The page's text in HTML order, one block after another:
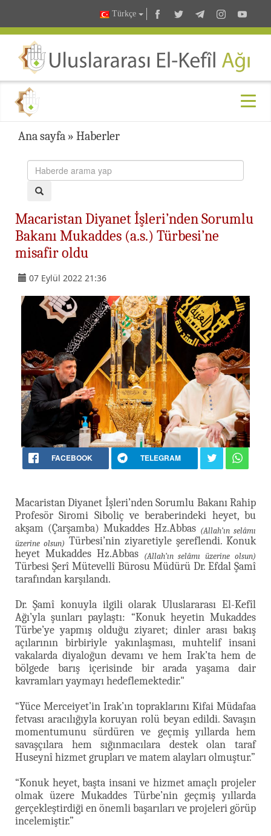
Türkçe
Ana sayfa » Haberler
Macaristan Diyanet İşleri’nden Sorumlu
Bakanı Mukaddes (a.s.) Türbesi’ne
misafir oldu
07 Eylül 2022 21:36
FACEBOOK TELEGRAM
Macaristan Diyanet İşleri’nden Sorumlu Bakanı Rahip
Profesör Siromi Siboliç ve beraberindeki heyet, bu
akşam (Çarşamba) Mukaddes Hz.Abbas (Allah’ın selâmı
üzerine olsun) Türbesi’nin ziyaretiyle şereflendi. Konuk
heyet Mukaddes Hz.Abbas
(Allah’ın selâmı üzerine olsun)
Türbesi Şerî Mütevellî Bürosu Müdürü Dr. Efdal Şamî
tarafından karşılandı.
Dr. Şamî konuyla ilgili olarak Uluslararası El-Kefîl
Ağı’yla şunları paylaştı: “Konuk heyetin Mukaddes
Türbe’ye yapmış olduğu ziyaret; dinler arası bakış
açılarının birbiriyle yakınlaşması, muhtelif insani
vakalarda diyaloğun devamı ve hem Irak’ta hem de
bölgede barış içerisinde bir arada yaşama dair
kavramları yaymayı hedeflemektedir."
“Yüce Merceiyet’in Irak’ın topraklarını Kifai Müdafaa
fetvası aracılığıyla koruyan rolü beyan edildi. Savaşın
momentumunu sürdüren ve geçmiş yıllarda hem
savaşçılara hem sığınmacılara destek olan taraf
Huseynî hizmet grupları ve matem alayları olmuştur.”
“Konuk heyet, başta insani ve hizmet amaçlı projeler
olmak üzere Mukaddes Türbe’nin geçmiş yıllarda
gerçekleştirdiği en önemli başarıları ve projeleri görüp
incelemiştir.”